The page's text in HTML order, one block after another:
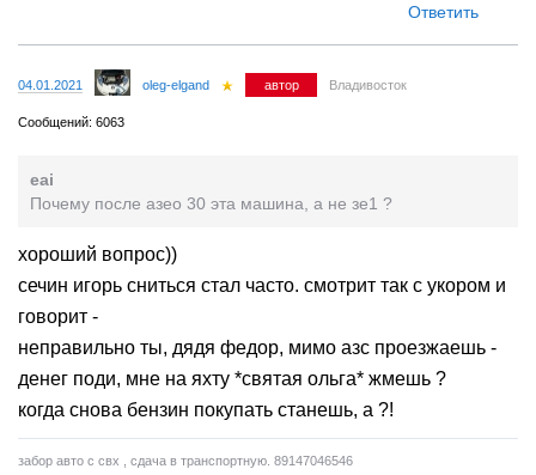
Ответить
04.01.2021 oleg-elgand автор Владивосток
Сообщений: 6063
eai
Почему после азео 30 эта машина, а не зе1 ?
хороший вопрос))
сечин игорь сниться стал часто. смотрит так с укором и
говорит -
неправильно ты, дядя федор, мимо азс проезжаешь -
денег поди, мне на яхту *святая ольга* жмешь ?
когда снова бензин покупать станешь, а ?!
забор авто с свх , сдача в транспортную. 89147046546